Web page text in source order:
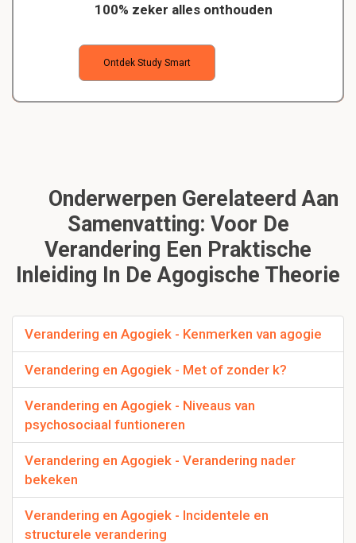
100% zeker alles onthouden
Ontdek Study Smart
Onderwerpen Gerelateerd Aan
Samenvatting: Voor De
Verandering Een Praktische
Inleiding In De Agogische Theorie
Verandering en Agogiek - Kenmerken van agogie
Verandering en Agogiek - Met of zonder k?
Verandering en Agogiek - Niveaus van
psychosociaal funtioneren
Verandering en Agogiek - Verandering nader
bekeken
Verandering en Agogiek - Incidentele en
structurele verandering